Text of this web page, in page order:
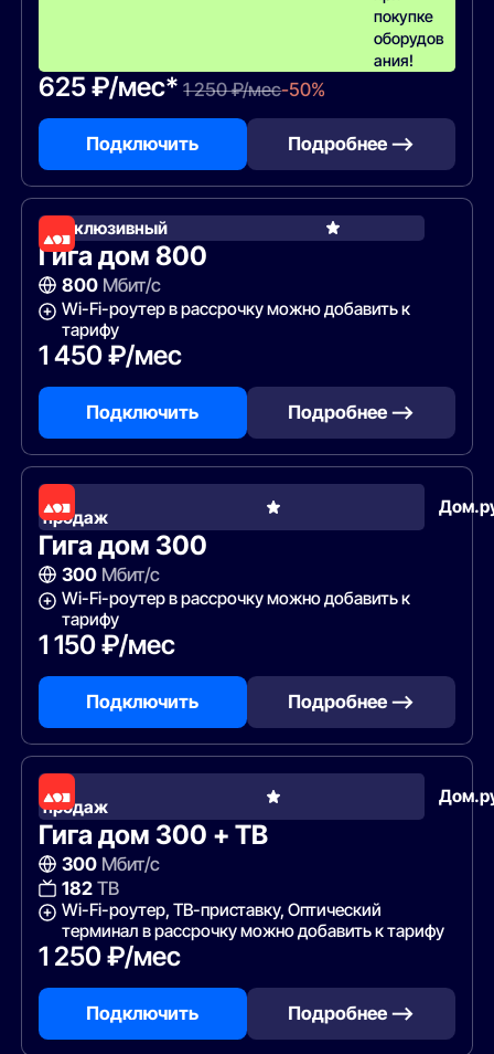
покупке
оборудов
ания!
625 ₽/мес* 1 250 ₽/мес-50%
Подключить Подробнее —>
Эксклюзивный
Гига дом 800
800Мбит/с
Wi-Fi-роутер в рассрочку можно добавить к
тарифу
1 450 ₽/мес
Подключить Подробнее —>
Хит
продаж
Гига дом 300
300Мбит/с
Wi-Fi-роутер в рассрочку можно добавить к
тарифу
1 150 ₽/мес
Подключить Подробнее —>
Хит
продаж
Гига дом 300 + ТВ
300Мбит/с
182ТВ
Wi-Fi-роутер, ТВ-приставку, Оптический
терминал в рассрочку можно добавить к тарифу
1 250 ₽/мес
Подключить Подробнее —>